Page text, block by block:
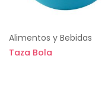
Alimentos y Bebidas
Taza Bola